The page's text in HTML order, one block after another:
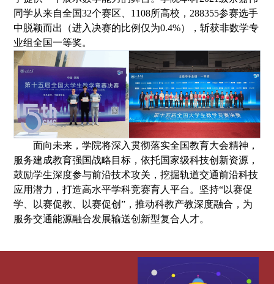
同学从来自全国32个赛区 1108所高校 ，288355参赛选手
中脱颖而出
（进入决赛的比例仅为0.4%） ，斩获非数学专
业组全国一等奖。
面向未来，学院将深入贯彻落实全国教育大会精神 ，
服务建成教育强国战略目标 ，依托国家级科技创新资源，
鼓励学生深度参与前沿技术攻关，挖掘轨道交通前沿科技
应用潜力，打造高水平学科竞赛育人平台。 坚持“以赛促
学、以赛促教、以赛促创”，推动科教产教深度融合，为
服务交通能源融合发展输送创新型复合人才。